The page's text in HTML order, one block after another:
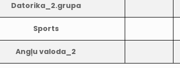
Datorika_2.grupa
Sports
Angļu valoda_2